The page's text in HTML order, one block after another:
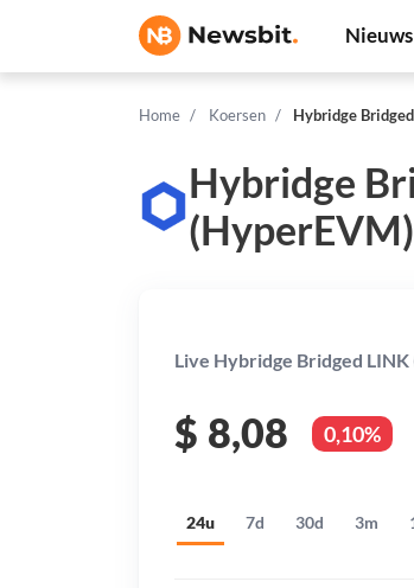
Nieuws
Home Koersen Hybridge
Hybridge
Live Hybridge Bridged
$ 8,08 0,10%
24u 7d 30d 3m